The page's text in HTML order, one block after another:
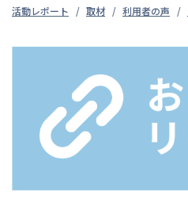
活動レポート 取材 利用者の声